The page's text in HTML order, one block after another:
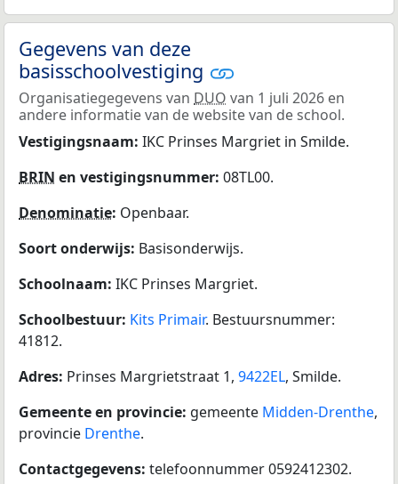
Gegevens van deze
basisschoolvestiging
Organisatiegegevens van DUO van 1 juli 2026 en
andere informatie van de website van de school.
Vestigingsnaam: IKC Prinses Margriet in Smilde.
BRIN en vestigingsnummer: 08TL00.
Denominatie: Openbaar.
Soort onderwijs: Basisonderwijs.
Schoolnaam: IKC Prinses Margriet.
Schoolbestuur: Kits Primair. Bestuursnummer:
41812.
Adres: Prinses Margrietstraat 1, 9422EL, Smilde.
Gemeente en provincie: gemeente Midden-Drenthe,
provincie Drenthe.
Contactgegevens: telefoonnummer 0592412302.